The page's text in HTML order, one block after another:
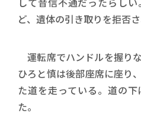
ど、遺体の引き取りを拒否さ
運転席でハンドルを握り
ひろと慎は後部座席に座り
た道を走っている。道の
た。